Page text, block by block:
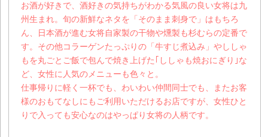
お酒が好きで、酒好きの気持ちがわかる気風の良い女将は九
州生まれ。旬の新鮮なネタを「そのまま刺身で」はもちろ
ん、日本酒が進む女将自家製の干物や燻製も杉むらの定番で
す。その他コラーゲンたっぷりの「牛すじ煮込み」やししゃ
もを丸ごとご飯で包んで焼き上げた｢ししゃも焼おにぎり｣な
ど、女性に人気のメニューも色々と。
仕事帰りに軽く一杯でも、わいわい仲間同士でも、またお客
様のおもてなしにもご利用いただけるお店ですが、女性ひと
りで入っても安心なのはやっぱり女将の人柄です。